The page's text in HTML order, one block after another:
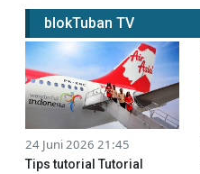
blokTuban TV
24 Juni 2026 21:45
Tips tutorial Tutorial